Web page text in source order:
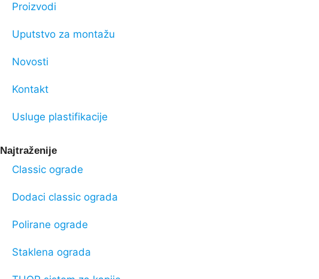
Proizvodi
Uputstvo za montažu
Novosti
Kontakt
Usluge plastifikacije
Najtraženije
Classic ograde
Dodaci classic ograda
Polirane ograde
Staklena ograda